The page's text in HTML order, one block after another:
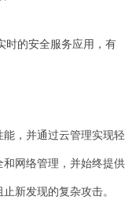
时的安全服务应用，有
，并通过云管理实现轻
网络管理，并始终提供
新发现的复杂攻击。